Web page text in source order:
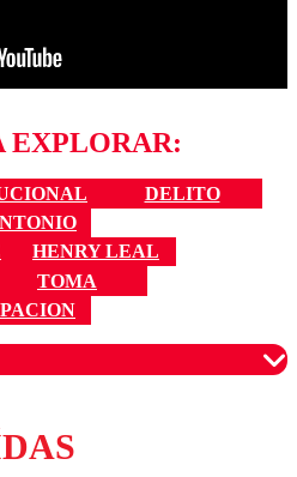
EXPLORAR:
DELITO
HENRY LEAL
TOMA
para garantizar un
respetuoso.